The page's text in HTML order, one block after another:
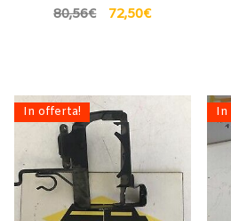
80,56€ 72,50€
In offerta! In